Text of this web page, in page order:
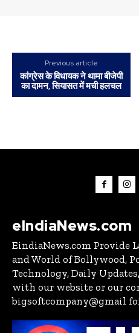
Previous article
कांग्रेस के विधायक ने थामा बीजेपी
का दामन, सियासत में मची हलचल
eIndiaNews.com
EindiaNews.com Provide
and World of Bollywood,
Technology, Daily
with our website or our
bigsoftcompany@gmail